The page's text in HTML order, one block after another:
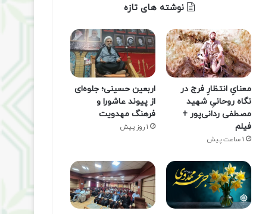
نوشته های تازه
معنایِ انتظارِ فرج در
نگاه روحانیِ شهید
مصطفی ردانی‌پور +
فیلم
1 ساعت پیش
اربعین حسینی؛ جلوه‌ای
از پیوند عاشورا و
فرهنگ مهدویت
1 روز پیش